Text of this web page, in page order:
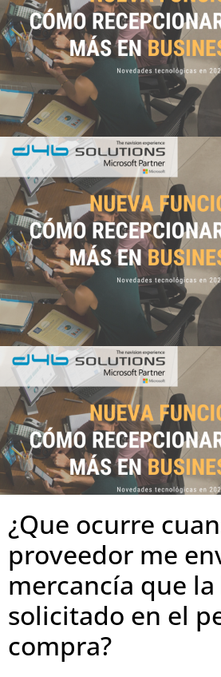
¿Que ocurre
proveedor me
mercancía que
solicitado en el
compra?